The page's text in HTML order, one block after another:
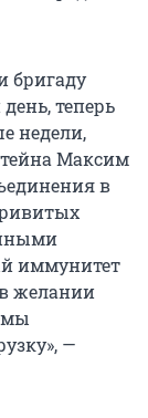
бригаду
теперь
недели,
Максим
в
иммунитет
в желании
—